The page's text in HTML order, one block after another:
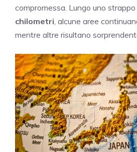
compromessa. Lungo uno
chilometri, alcune aree
mentre altre risultano